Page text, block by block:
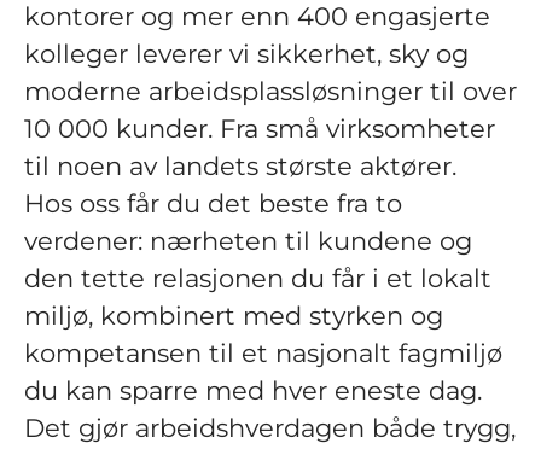
kontorer og mer enn 400 engasjerte
kolleger leverer vi sikkerhet, sky og
moderne arbeidsplassløsninger til over
10 000 kunder. Fra små virksomheter
til noen av landets største aktører.
Hos oss får du det beste fra to
verdener: nærheten til kundene og
den tette relasjonen du får i et lokalt
miljø, kombinert med styrken og
kompetansen til et nasjonalt fagmiljø
du kan sparre med hver eneste dag.
Det gjør arbeidshverdagen både trygg,